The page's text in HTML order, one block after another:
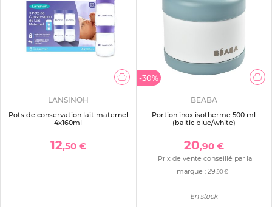
LANSINOH
Pots de conservation lait maternel
4x160ml
12,50 €
-30%
BEABA
Portion inox isotherme 500 ml
(baltic blue/white)
20,90 €
Prix de vente conseillé par la
marque :29,90 €
En stock